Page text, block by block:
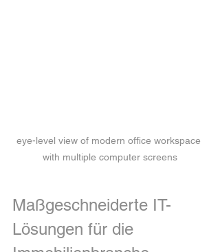
eye-level view of modern office workspace
with multiple computer screens
Maßgeschneiderte IT-
Lösungen für die